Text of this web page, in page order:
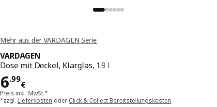
Mehr aus der VARDAGEN Serie
VARDAGEN
Dose mit Deckel, Klarglas, 1.9 l
6.99
€
Preis 6.99€
Preis inkl. MwSt.*
*zzgl.Lieferkosten oder Click & Collect Bereitstellungskosten